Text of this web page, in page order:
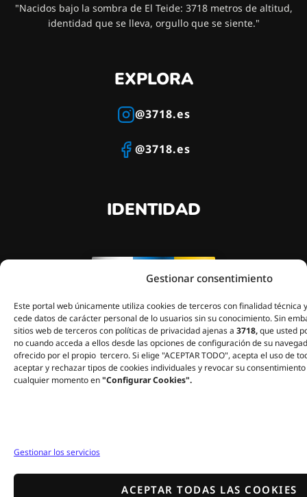
Gestionar consentimiento
Este portal web únicamente utiliza cookies de terceros con finalidad técnica
cede datos de carácter personal de lo usuarios sin su conocimiento. Sin
sitios web de terceros con políticas de privacidad ajenas a 3718,que usted
no cuando acceda a ellos desde las opciones de configuración de su
ofrecido por el propio tercero. Si elige "ACEPTAR TODO", acepta el uso de
aceptar y rechazar tipos de cookies individuales y revocar su
cualquier momento en"Configurar Cookies".
Gestionar los servicios
ACEPTAR TODAS LAS COOKIES
"Nacidos bajo la sombra de El Teide: 3718 metros de altitud,
identidad que se lleva, orgullo que se siente."
EXPLORA
@3718.es
@3718.es
IDENTIDAD
"Llevamos los colores de
nuestro cielo y nuestro mar, y
la altitud de nuestra tierra en